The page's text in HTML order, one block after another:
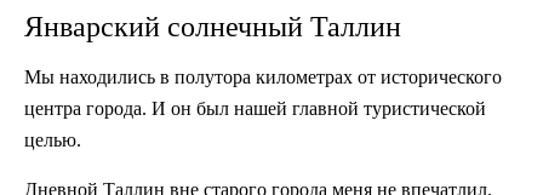
Январский солнечный Таллин
Мы находились в полутора километрах от исторического
центра города. И он был нашей главной туристической
целью.
Дневной Таллин вне старого города меня не впечатлил.